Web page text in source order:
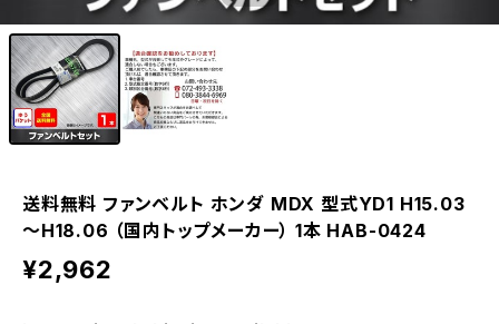
送料無料 ファンベルト ホンダ MDX 型式YD1 H15.03
～H18.06 （国内トップメーカー） 1本 HAB-0424
¥2,962